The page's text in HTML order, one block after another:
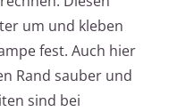
um und kleben
fest. Auch hier
Rand sauber und
sind bei